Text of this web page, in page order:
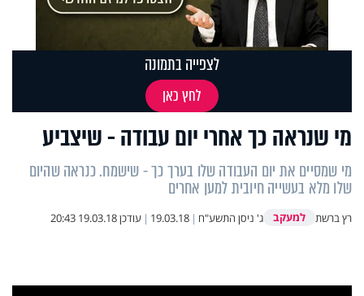
מי שנראה כך אחרי יום עבודה - שיצביע
מי שמסיים את יום העבודה שלו בערך כך - שישמח. כנראה שהיום
שלו מלא בעשייה חיובית למען אחרים
רץ ברשת למעקב ג' ניסן התשע"ח |
19.03.18
| עודכן19.03.18 20:43
לצפייה בתמונה
לחץ כאן